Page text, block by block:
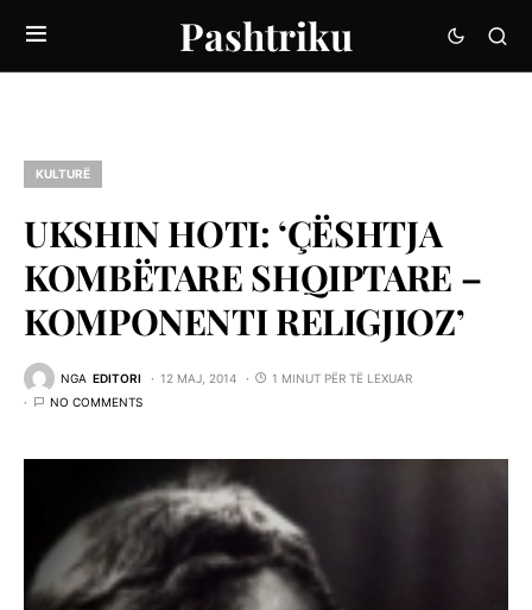
Pashtriku
KULTURË
UKSHIN HOTI: ‘ÇËSHTJA
KOMBËTARE SHQIPTARE –
KOMPONENTI RELIGJIOZ’
NGA EDITORI 12 MAJ, 2014
1 MINUT PËR TË LEXUAR
NO COMMENTS